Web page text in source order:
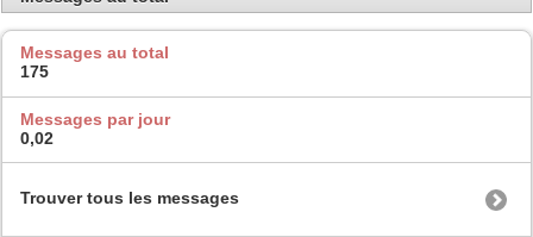
Messages au total
175
Messages par jour
0,02
Trouver tous les messages